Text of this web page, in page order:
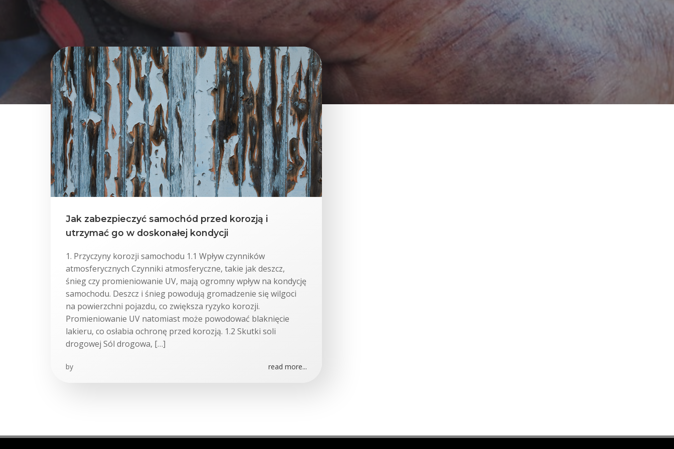
Jak zabezpieczyć samochód przed korozją i
utrzymać go w doskonałej kondycji
1. Przyczyny korozji samochodu 1.1 Wpływ czynników
atmosferycznych Czynniki atmosferyczne, takie jak deszcz,
śnieg czy promieniowanie UV, mają ogromny wpływ na kondycję
samochodu. Deszcz i śnieg powodują gromadzenie się wilgoci
na powierzchni pojazdu, co zwiększa ryzyko korozji.
Promieniowanie UV natomiast może powodować blaknięcie
lakieru, co osłabia ochronę przed korozją. 1.2 Skutki soli
drogowej Sól drogowa, […]
by read more...